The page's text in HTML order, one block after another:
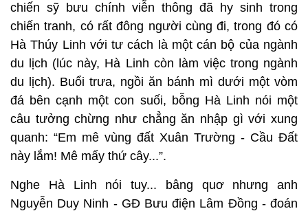
chiến sỹ bưu chính viễn thông đã hy sinh trong
chiến tranh, có rất đông người cùng đi, trong đó có
Hà Thúy Linh với tư cách là một cán bộ của ngành
du lịch (lúc này, Hà Linh còn làm việc trong ngành
du lịch). Buổi trưa, ngồi ăn bánh mì dưới một vòm
đá bên cạnh một con suối, bỗng Hà Linh nói một
câu tưởng chừng như chẳng ăn nhập gì với xung
quanh: “Em mê vùng đất Xuân Trường - Cầu Đất
này lắm! Mê mấy thứ cây...”.
Nghe Hà Linh nói tuy... bâng quơ nhưng anh
Nguyễn Duy Ninh - GĐ Bưu điện Lâm Đồng - đoán